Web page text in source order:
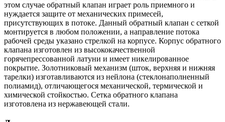
этом случае обратный клапан играет роль приемного и
нуждается защите от механических примесей,
присутствующих в потоке. Данный обратный клапан с сеткой
монтируется в любом положении, а направление потока
рабочей среды указано стрелкой на корпусе. Корпус обратного
клапана изготовлен из высококачественной
горячепрессованной латуни и имеет никелированное
покрытие. Золотниковый механизм (шток, верхняя и нижняя
тарелки) изготавливаются из нейлона (стеклонаполненный
полиамид), отличающегося механической, термической и
химической стойкостью. Сетка обратного клапана
изготовлена из нержавеющей стали.